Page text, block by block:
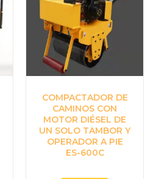
COMPACTADOR DE
CAMINOS CON
MOTOR DIÉSEL DE
UN SOLO TAMBOR Y
OPERADOR A PIE
ES-600C